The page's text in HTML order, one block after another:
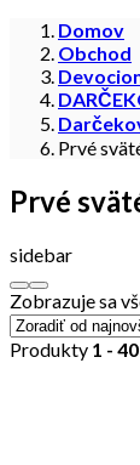
Domov
Obchod
Prvé
Prvé
sidebar
Zobrazuje sa
Produkty 1 - 40